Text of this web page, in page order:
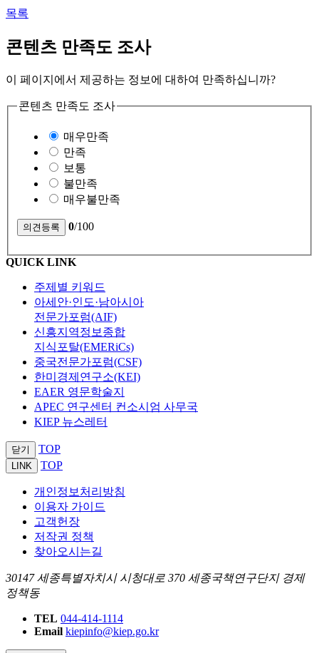
목록
콘텐츠 만족도 조사
이 페이지에서 제공하는 정보에 대하여 만족하십니까?
콘텐츠 만족도 조사
매우만족
만족
보통
불만족
매우불만족
0/100
QUICK LINK
주제별 키워드
아세안·인도·남아시아
전문가포럼(AIF)
신흥지역정보종합
지식포탈(EMERiCs)
중국전문가포럼(CSF)
한미경제연구소(KEI)
EAER 영문학술지
APEC 연구센터 컨소시엄 사무국
KIEP 뉴스레터
닫기 TOP
LINK TOP
개인정보처리방침
이용자 가이드
고객헌장
저작권 정책
찾아오시는길
30147 세종특별자치시 시청대로 370 세종국책연구단지 경제
정책동
TEL 044-414-1114
Email kiepinfo@kiep.go.kr